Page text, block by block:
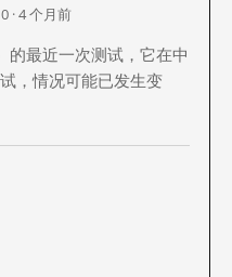
· 4 个月前
最近一次测试，它在中
，情况可能已发生变